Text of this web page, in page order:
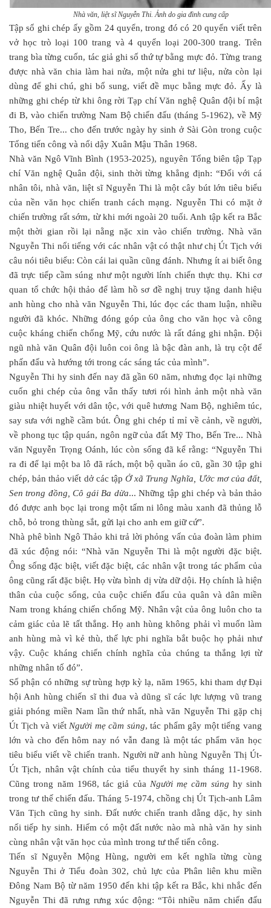
Nhà văn, liệt sĩ Nguyễn Thi. Ảnh do gia đình cung cấp
Tập sổ ghi chép ấy gồm 24 quyển, trong đó có 20 quyển viết trên
vở học trò loại 100 trang và 4 quyển loại 200-300 trang. Trên
trang bìa từng cuốn, tác giả ghi số thứ tự bằng mực đỏ. Từng trang
được nhà văn chia làm hai nửa, một nửa ghi tư liệu, nửa còn lại
dùng để ghi chú, ghi bổ sung, viết đề mục bằng mực đỏ. Ấy là
những ghi chép từ khi ông rời Tạp chí Văn nghệ Quân đội bí mật
đi B, vào chiến trường Nam Bộ chiến đấu (tháng 5-1962), về Mỹ
Tho, Bến Tre... cho đến trước ngày hy sinh ở Sài Gòn trong cuộc
Tổng tiến công và nổi dậy Xuân Mậu Thân 1968.
Nhà văn Ngô Vĩnh Bình (1953-2025), nguyên Tổng biên tập Tạp
chí Văn nghệ Quân đội, sinh thời từng khẳng định: “Đối với cá
nhân tôi, nhà văn, liệt sĩ Nguyễn Thi là một cây bút lớn tiêu biểu
của nền văn học chiến tranh cách mạng. Nguyễn Thi có mặt ở
chiến trường rất sớm, từ khi mới ngoài 20 tuổi. Anh tập kết ra Bắc
một thời gian rồi lại nằng nặc xin vào chiến trường. Nhà văn
Nguyễn Thi nổi tiếng với các nhân vật có thật như chị Út Tịch với
câu nói tiêu biểu: Còn cái lai quần cũng đánh. Nhưng ít ai biết ông
đã trực tiếp cầm súng như một người lính chiến thực thụ. Khi cơ
quan tổ chức hội thảo để làm hồ sơ đề nghị truy tặng danh hiệu
anh hùng cho nhà văn Nguyễn Thi, lúc đọc các tham luận, nhiều
người đã khóc. Những đóng góp của ông cho văn học và công
cuộc kháng chiến chống Mỹ, cứu nước là rất đáng ghi nhận. Đội
ngũ nhà văn Quân đội luôn coi ông là bậc đàn anh, là trụ cột để
phấn đấu và hướng tới trong các sáng tác của mình”.
Nguyễn Thi hy sinh đến nay đã gần 60 năm, nhưng đọc lại những
cuốn ghi chép của ông vẫn thấy tươi rói hình ảnh một nhà văn
giàu nhiệt huyết với dân tộc, với quê hương Nam Bộ, nghiêm túc,
say sưa với nghề cầm bút. Ông ghi chép tỉ mỉ về cảnh, về người,
về phong tục tập quán, ngôn ngữ của đất Mỹ Tho, Bến Tre... Nhà
văn Nguyễn Trọng Oánh, lúc còn sống đã kể rằng: “Nguyễn Thi
ra đi để lại một ba lô đã rách, một bộ quần áo cũ, gần 30 tập ghi
chép, bản thảo viết dở các tập Ở xã Trung Nghĩa, Ước mơ của đất,
Sen trong đồng, Cô gái Ba dừa... Những tập ghi chép và bản thảo
đó được anh bọc lại trong một tấm ni lông màu xanh đã thủng lỗ
chỗ, bỏ trong thùng sắt, gửi lại cho anh em giữ cứ”.
Nhà phê bình Ngô Thảo khi trả lời phỏng vấn của đoàn làm phim
đã xúc động nói: “Nhà văn Nguyễn Thi là một người đặc biệt.
Ông sống đặc biệt, viết đặc biệt, các nhân vật trong tác phẩm của
ông cũng rất đặc biệt. Họ vừa bình dị vừa dữ dội. Họ chính là hiện
thân của cuộc sống, của cuộc chiến đấu của quân và dân miền
Nam trong kháng chiến chống Mỹ. Nhân vật của ông luôn cho ta
cảm giác của lẽ tất thắng. Họ anh hùng không phải vì muốn làm
anh hùng mà vì kẻ thù, thế lực phi nghĩa bắt buộc họ phải như
vậy. Cuộc kháng chiến chính nghĩa của chúng ta thắng lợi từ
những nhân tố đó”.
Số phận có những sự trùng hợp kỳ lạ, năm 1965, khi tham dự Đại
hội Anh hùng chiến sĩ thi đua và dũng sĩ các lực lượng vũ trang
giải phóng miền Nam lần thứ nhất, nhà văn Nguyễn Thi gặp chị
Út Tịch và viết Người mẹ cầm súng, tác phẩm gây một tiếng vang
lớn và cho đến hôm nay nó vẫn đang là một tác phẩm văn học
tiêu biểu viết về chiến tranh. Người nữ anh hùng Nguyễn Thị Út-
Út Tịch, nhân vật chính của tiểu thuyết hy sinh tháng 11-1968.
Cũng trong năm 1968, tác giả của Người mẹ cầm súng hy sinh
trong tư thế chiến đấu. Tháng 5-1974, chồng chị Út Tịch-anh Lâm
Văn Tịch cũng hy sinh. Đất nước chiến tranh dằng dặc, hy sinh
nối tiếp hy sinh. Hiếm có một đất nước nào mà nhà văn hy sinh
cùng nhân vật văn học của mình trong tư thế tiến công.
Tiến sĩ Nguyễn Mộng Hùng, người em kết nghĩa từng cùng
Nguyễn Thi ở Tiểu đoàn 302, chủ lực của Phân liên khu miền
Đông Nam Bộ từ năm 1950 đến khi tập kết ra Bắc, khi nhắc đến
Nguyễn Thi đã rưng rưng xúc động: “Tôi nhiều năm chiến đấu